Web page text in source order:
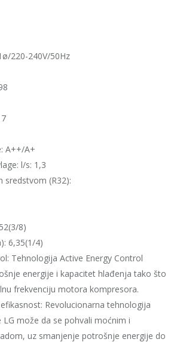
220-240V/50Hz
A++/A+
l/s: 1,3
sredstvom (R32):
8)
6,35(1/4)
Tehnologija Active Energy Control
energije i kapacitet hlađenja tako što
frekvenciju motora kompresora.
Revolucionarna tehnologija
može da se pohvali moćnim i
uz smanjenje potrošnje energije do